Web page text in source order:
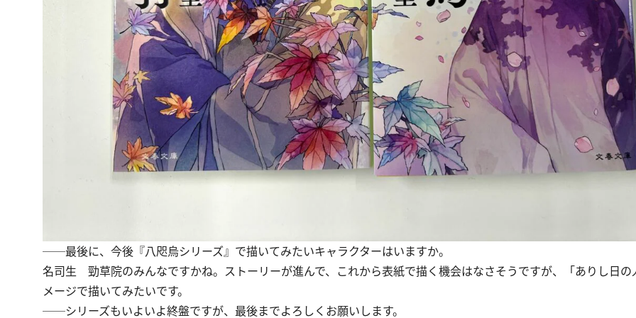
──最後に、今後『八咫烏シリーズ』で描いてみたいキャラクターはいますか。
名司生 勁草院のみんなですかね。ストーリーが進んで、これから表紙で描く機会はなさそうですが、「ありし日の
メージで描いてみたいです。
──シリーズもいよいよ終盤ですが、最後までよろしくお願いします。